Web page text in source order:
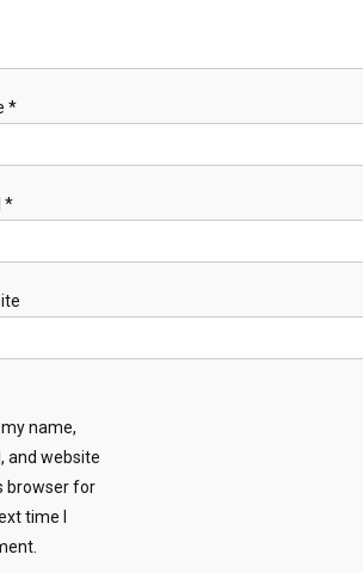
*
*
name,
and website
browser for
time I